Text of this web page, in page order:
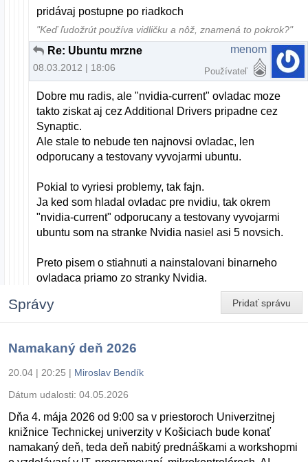
pridávaj postupne po riadkoch
"Keď ľudožrút používa vidličku a nôž, znamená to pokrok?"
Re: Ubuntu mrzne
08.03.2012 | 18:06
menom
Používateľ
Dobre mu radis, ale "nvidia-current" ovladac moze
takto ziskat aj cez Additional Drivers pripadne cez
Synaptic.
Ale stale to nebude ten najnovsi ovladac, len
odporucany a testovany vyvojarmi ubuntu.
Pokial to vyriesi problemy, tak fajn.
Ja ked som hladal ovladac pre nvidiu, tak okrem
"nvidia-current" odporucany a testovany vyvojarmi
ubuntu som na stranke Nvidia nasiel asi 5 novsich.
Preto pisem o stiahnuti a nainstalovani binarneho
ovladaca priamo zo stranky Nvidia.
Pridať správu
Správy
Namakaný deň 2026
20.04 | 20:25 | Miroslav Bendík
Dátum udalosti: 04.05.2026
Dňa 4. mája 2026 od 9:00 sa v priestoroch Univerzitnej
knižnice Technickej univerzity v Košiciach bude konať
namakaný deň, teda deň nabitý prednáškami a workshopmi